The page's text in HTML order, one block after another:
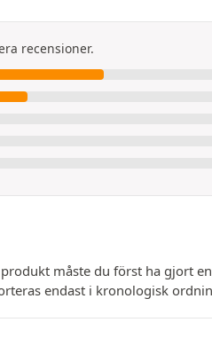
recensioner.
måste du först ha gjort
endast i kronologisk